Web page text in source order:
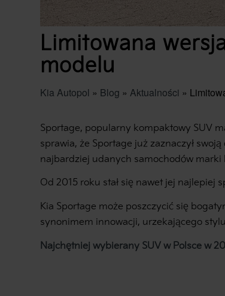
Limitowana
modelu
Kia Autopol » Blog » Aktualności »
Sportage, popularny kompaktowy SUV
sprawia, że Sportage już zaznaczył
najbardziej udanych samochodów marki
Od 2015 roku stał się nawet jej najlepiej
Kia Sportage może poszczycić się
synonimem innowacji, urzekającego
Najchętniej wybierany SUV w Polsce w